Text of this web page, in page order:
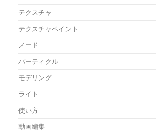
テクスチャ
テクスチャペイント
ノード
パーティクル
モデリング
ライト
使い方
動画編集